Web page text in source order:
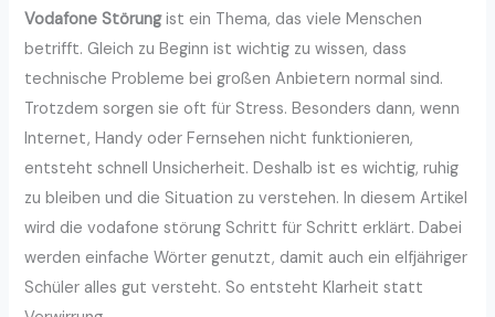
Vodafone Störungist ein Thema, das viele Menschen
betrifft. Gleich zu Beginn ist wichtig zu wissen, dass
technische Probleme bei großen Anbietern normal sind.
Trotzdem sorgen sie oft für Stress. Besonders dann, wenn
Internet, Handy oder Fernsehen nicht funktionieren,
entsteht schnell Unsicherheit. Deshalb ist es wichtig, ruhig
zu bleiben und die Situation zu verstehen. In diesem Artikel
wird die vodafone störung Schritt für Schritt erklärt. Dabei
werden einfache Wörter genutzt, damit auch ein elfjähriger
Schüler alles gut versteht. So entsteht Klarheit statt